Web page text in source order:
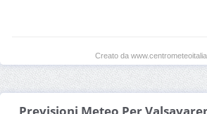
Creato da
Previsioni Meteo Per